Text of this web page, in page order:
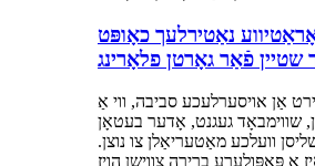
נאַטירלעך כאָופּט
שטיין פֿאַר גאָרטן פלאָרינג
אַן אויסערלעכע סביבה, ווי אַ
שווימבאָד געגנט, אָדער בעטאָן
וועלכע מאַטעריאַלן צו נוצן.
אַ פּאָפּולערע ברירה צווישן הויז